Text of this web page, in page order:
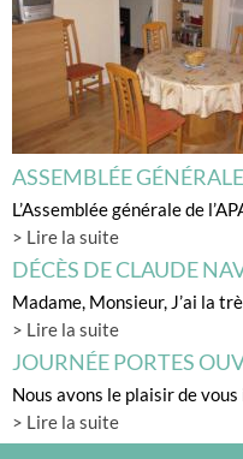
ASSEMBLÉE
L’Assemblée générale de
> Lire la suite
DÉCÈS DE CLAUDE
Madame, Monsieur, J’ai la
> Lire la suite
JOURNÉE PORTES
Nous avons le plaisir de
> Lire la suite